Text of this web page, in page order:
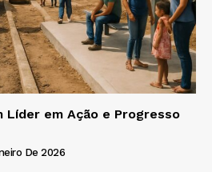
Líder em Ação e Progresso
De 2026